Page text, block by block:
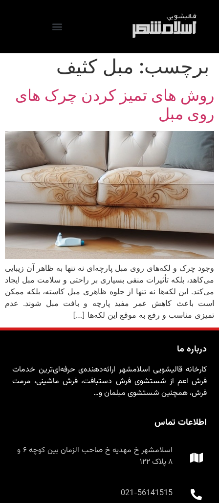
برچسب: مبل کثیف
روش های تمیز کردن چرک های
روی مبل
وجود چرک و لکه‌های روی مبل پارچه‌ای نه تنها به ظاهر آن زیبایی
می‌کاهد، بلکه تأثیرات منفی بسیاری بر راحتی و سلامت مبل ایجاد
می‌کند. این لکه‌ها نه تنها از جلوه ظاهری مبل کاسته، بلکه ممکن
است باعث کاهش عمر مفید پارچه و بافت مبل شوند. عدم
تمیزی مناسب و رفع به موقع این لکه‌ها […]
درباره ما
کارخانه قالیشویی اسلامشهر ارائه‌دهنده‌ی حرفه‌ای‌ترین خدمات
فرش اعم از شستشوی فرش دستبافت، فرش ماشینی، مرمت
فرش، همچنین شستشوی مبلمان و…
اطلاعات تماس
اسلامشهر خ مهدیه خ صاحب الزمان بین کوچه ۶ و
۸ پلاک ۱۲۲
021-56141515